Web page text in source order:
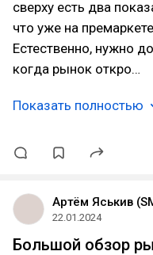
сверху есть два
что уже на
Естественно, нужно
когда рынок откро…
Показать полностью
Артём Яськив
22.01.2024
Большой обзор